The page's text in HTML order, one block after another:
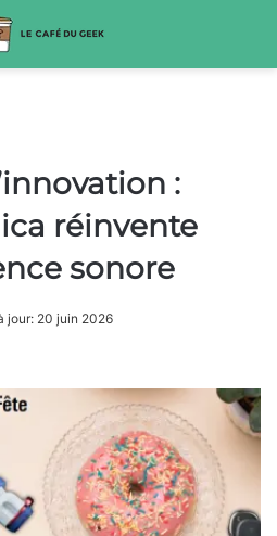
:
réinvente
sonore
jour: 20 juin 2026